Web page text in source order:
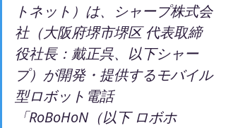
トネット）は、シャープ株式会
社（大阪府堺市堺区 代表取締
役社長：戴正呉、以下シャー
プ）が開発・提供するモバイル
型ロボット電話
「RoBoHoN（以下 ロボホ